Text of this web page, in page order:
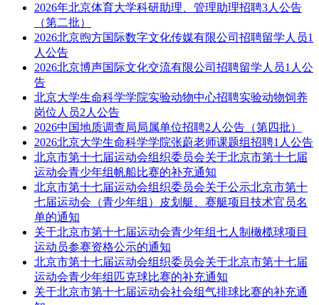
2026年北京体育大学科研助理、管理助理招聘3人公告
（第二批）
2026北京煦方国际数字文化传媒有限公司招聘留学人员1
人公告
2026北京博声国际文化交流有限公司招聘留学人员1人公
告
北京大学生命科学学院实验动物中心招聘实验动物饲养
岗位人员2人公告
2026中国地质调查局局属单位招聘2人公告（第四批）
2026北京大学生命科学学院张蔚老师课题组招聘1人公告
北京市第十七届运动会组织委员会关于北京市第十七届
运动会青少年组帆船比赛的补充通知
北京市第十七届运动会组织委员会关于公示北京市第十
七届运动会（青少年组）皮划艇、赛艇项目技术官员名
单的通知
关于北京市第十七届运动会青少年组七人制橄榄球项目
运动员参赛资格公示的通知
北京市第十七届运动会组织委员会关于北京市第十七届
运动会青少年组匹克球比赛的补充通知
关于北京市第十七届运动会社会组气排球比赛的补充通